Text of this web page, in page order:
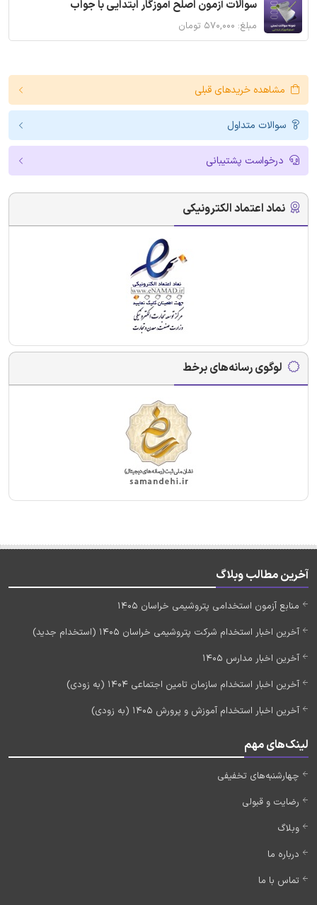
سوالات آزمون اصلح آموزگار ابتدایی با جواب
مبلغ: ۵۷۰,۰۰۰ تومان
مشاهده خریدهای قبلی
سوالات متداول
درخواست پشتیبانی
نماد اعتماد الکترونیکی
لوگوی رسانه‌های برخط
آخرین مطالب وبلاگ
منابع آزمون استخدامی پتروشیمی خراسان 1405
آخرین اخبار استخدام شرکت پتروشیمی خراسان 1405 (استخدام جدید)
آخرین اخبار مدارس 1405
آخرین اخبار استخدام سازمان تامین اجتماعی 1404 (به زودی)
آخرین اخبار استخدام آموزش و پرورش 1405 (به زودی)
لینک‌های مهم
چهارشنبه‌های تخفیفی
رضایت و قبولی
وبلاگ
درباره ما
تماس با ما